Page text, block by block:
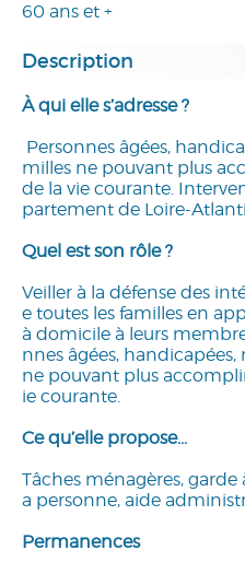
60 ans et +
Description
À qui elle s’adresse ?
Personnes âgées,
milles ne pouvant plus
de la vie courante.
partement de Loire-
Quel est son rôle ?
Veiller à la défense des
e toutes les familles en
à domicile à leurs
nnes âgées,
ne pouvant plus
ie courante.
Ce qu’elle propose...
Tâches ménagères,
a personne, aide
Permanences